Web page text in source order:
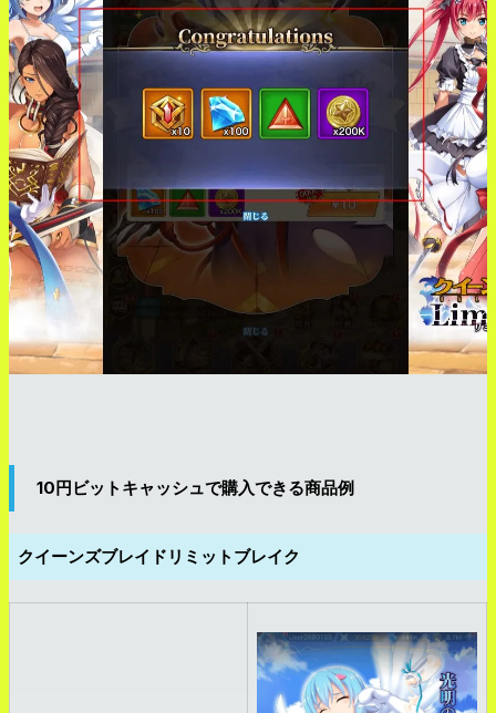
10円ビットキャッシュで購入できる商品例
クイーンズブレイドリミットブレイク